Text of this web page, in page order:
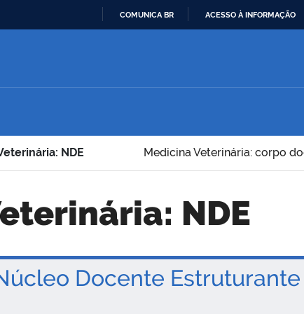
CONTEÚDO
COMUNICA BR ACESSO À INFORMAÇÃO
NDE Medicina Veterinária: corpo
NDE
Docente Estruturante